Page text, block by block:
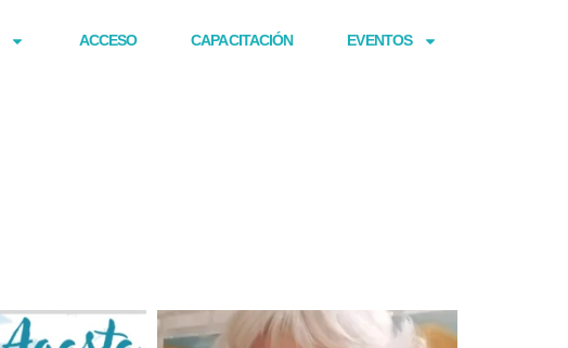
ACCESO CAPACITACIÓN EVENTOS